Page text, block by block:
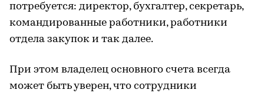
потребуется: директор, бухгалтер, секретарь,
командированные работники, работники
отдела закупок и так далее.
При этом владелец основного счета всегда
может быть уверен, что сотрудники